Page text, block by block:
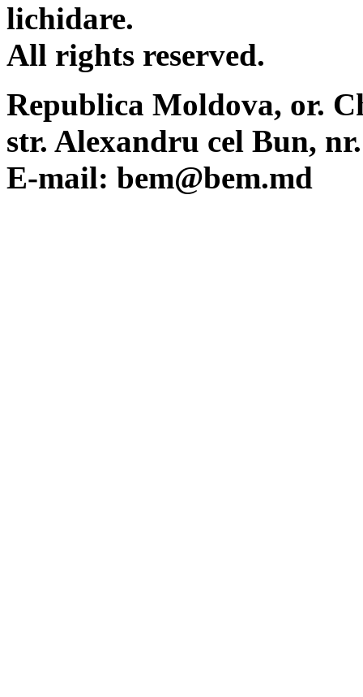
lichidare.
All rights reserved.
Republica Moldova, or.
str. Alexandru cel Bun,
E-mail: bem@bem.md